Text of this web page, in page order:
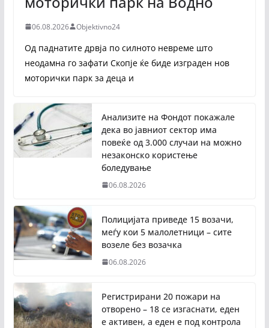
06.08.2026 Objektivno24
Од паднатите дрвја по силното невреме што
неодамна го зафати Скопје ќе биде изграден нов
моторички парк за деца и
Анализите на Фондот покажале
дека во јавниот сектор има
повеќе од 3.000 случаи на можно
незаконско користење
боледување
06.08.2026
Полицијата приведе 15 возачи,
меѓу кои 5 малолетници – сите
возеле без возачка
06.08.2026
Регистрирани 20 пожари на
отворено – 18 се изгаснати, еден
е активен, а еден е под контрола